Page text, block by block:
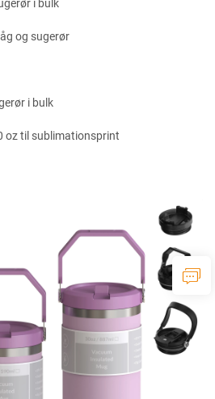
i bulk
og sugerør
i bulk
oz til sublimationsprint